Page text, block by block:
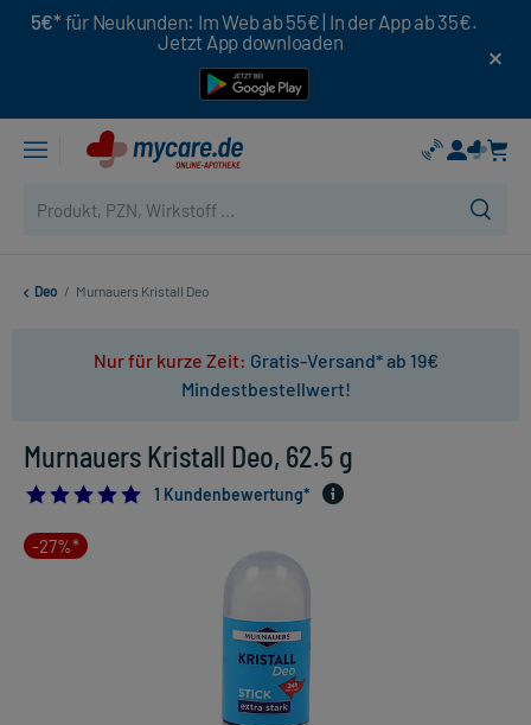
5€* für Neukunden: Im Web ab 55€ | In der App ab 35€.
Jetzt App downloaden
Deo / Murnauers Kristall Deo
Nur für kurze Zeit: Gratis-Versand* ab 19€
Mindestbestellwert!
Murnauers Kristall Deo, 62.5 g
5.01 Kundenbewertung*
-27%*